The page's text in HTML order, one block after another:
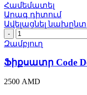
Համեմատել
Արագ դիտում
Ավելացնել
Ֆիքսատր
Code
Deco
WC-
2207-
NIS
quantity
Զամբյուղ
Ֆիքսատր Code
2500 AMD